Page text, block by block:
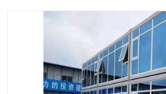
钢结
彩钢
生产加工单板复合围挡 市